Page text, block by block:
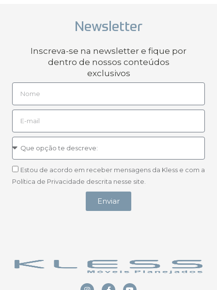
Newsletter
Inscreva-se na newsletter e fique por
dentro de nossos conteúdos
exclusivos
Estou de acordo em receber mensagens da Kless e com a
Política de Privacidade descrita nesse site.
Enviar